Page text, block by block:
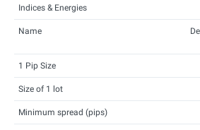
Indices & Energies
Name
1 Pip Size
Size of 1 lot
Minimum spread (pips)